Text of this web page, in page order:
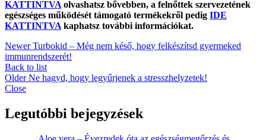
KATTINTVA olvashatsz bővebben, a felnőttek szervezetének
egészséges működését támogató termékekről pedig IDE
KATTINTVA kaphatsz további információkat.
Newer Turbokid – Még nem késő, hogy felkészítsd gyermeked
immunrendszerét!
Back to list
Older Ne hagyd, hogy legyűrjenek a stresszhelyzetek!
Close
Legutóbbi bejegyzések